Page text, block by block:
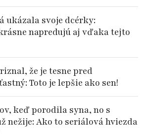
ukázala svoje dcérky:
napredujú aj vďaka tejto
že je tesne pred
Toto je lepšie ako sen!
keď porodila syna, no s
nežije: Ako to seriálová hviezda